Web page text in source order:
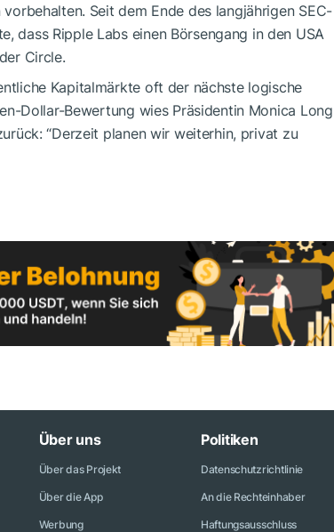
Seit dem Ende des langjährigen SEC-
dass Ripple Labs einen Börsengang in den USA
Circle.
Kapitalmärkte oft der nächste logische
Dollar-Bewertung wies Präsidentin Monica Long
“Derzeit planen wir weiterhin, privat zu
Über uns
Über das Projekt
Über die App
Werbung
Politiken
Datenschutzrichtlinie
An die Rechteinhaber
Haftungsausschluss